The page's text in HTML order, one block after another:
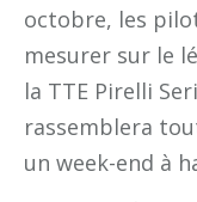
octobre, les
mesurer sur le
la TTE Pirelli
rassemblera
un week-end à